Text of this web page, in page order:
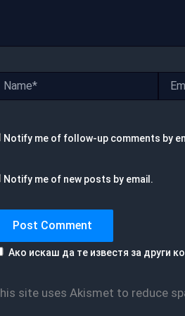
Notify me of follow-up comments by
Notify me of new posts by email.
Ако искаш да те известя за други
This site uses Akismet to reduce